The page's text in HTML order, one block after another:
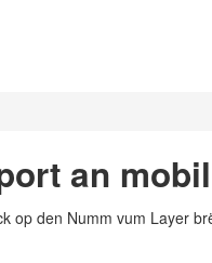
an
op den Numm vum Layer